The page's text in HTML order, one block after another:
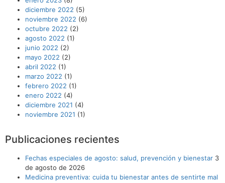
diciembre 2022 (5)
noviembre 2022 (6)
octubre 2022 (2)
agosto 2022 (1)
junio 2022 (2)
mayo 2022 (2)
abril 2022 (1)
marzo 2022 (1)
febrero 2022 (1)
enero 2022 (4)
diciembre 2021 (4)
noviembre 2021 (1)
Publicaciones recientes
Fechas especiales de agosto: salud, prevención y bienestar 3
de agosto de 2026
Medicina preventiva: cuida tu bienestar antes de sentirte mal